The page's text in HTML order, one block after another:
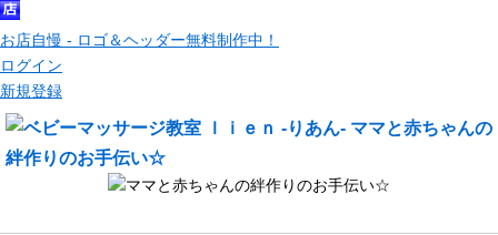
お店自慢 - ロゴ＆ヘッダー無料制作中！
ログイン
新規登録